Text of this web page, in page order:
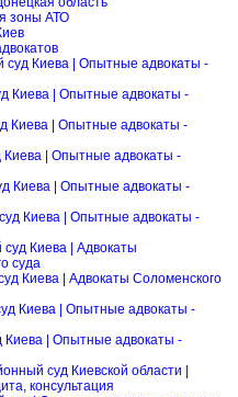
зоны АТО
суд Киева | Опытные адвокаты -
Киева | Опытные адвокаты -
Киева | Опытные адвокаты -
Киева | Опытные адвокаты -
Киева | Опытные адвокаты -
Киева | Опытные адвокаты -
Киева | Адвокаты
суда
Киева | Адвокаты Соломенского
Киева | Опытные адвокаты -
Киева | Опытные адвокаты -
суд Киевской области |
консультация